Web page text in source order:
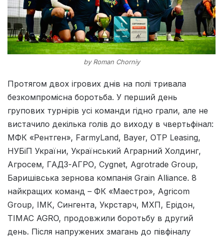
by Roman Chorniy
Протягом двох ігрових днів на полі тривала
безкомпромісна боротьба. У перший день
групових турнірів усі команди гідно грали, але не
вистачило декілька голів до виходу в чвертьфінал:
МФК «Рентген», FarmyLand, Bayer, OTP Leasing,
НУБіП України, Український Аграрний Холдинг,
Агросем, ГАДЗ-АГРО, Cygnet, Agrotrade Group,
Баришівська зернова компанія Grain Alliance. 8
найкращих команд – ФК «Маестро», Agricom
Group, ІМК, Сингента, Укрстарч, МХП, Ерідон,
TIMAC AGRO, продовжили боротьбу в другий
день. Після напружених змагань до півфіналу